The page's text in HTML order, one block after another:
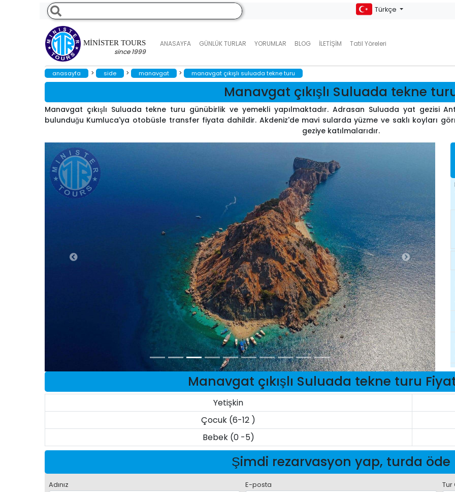
MINISTER TOURS
since 1999
ANASAYFA GÜNLÜK TURLAR YORUMLAR BLOG İLETIŞIM Tatil Yöreleri
Türkçe
anasayfa > side > manavgat > manavgat çıkışlı suluada tekne turu
Manavgat çıkışlı Suluada tekne
Manavgat çıkışlı Suluada tekne turu günübirlik ve yemekli yapılmaktadır. Adrasan Suluada yat gezisi
bulunduğu Kumluca'ya otobüsle transfer fiyata dahildir. Akdeniz'de mavi sularda yüzme ve saklı koyları
geziye katılmalarıdır.
Manavgat çıkışlı Suluada tekne turu
Yetişkin
Çocuk (6-12 )
Bebek (0 -5)
Şimdi rezarvasyon yap, turda öde
Adınız E-posta Tur